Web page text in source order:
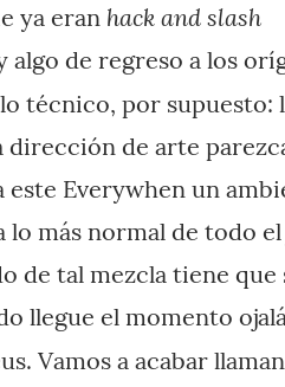
ya eran hack and slash
de regreso a los
técnico, por supuesto:
dirección de arte
Everywhen un
más normal de todo
de tal mezcla tiene que
llegue el momento
Vamos a acabar